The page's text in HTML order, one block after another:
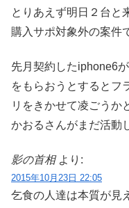
とりあえず明日２台と
購入サポ対象外の案件
先月契約したiphone6
をもらおうとするとフ
リをきかせて凌ごうか
かおるさんがまだ活動
影の首相 より:
2015年10月23日 22:05
乞食の人達は本質が見